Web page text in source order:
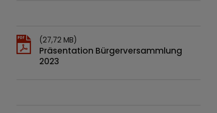
(27,72 MB)
Präsentation Bürgerversammlung
2023